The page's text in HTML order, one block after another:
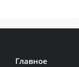
Главное